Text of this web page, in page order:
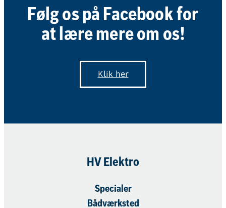
HV Elektro A/S
Gartnerivej 17
7500 Holstebro
Følg os på Facebook for
at lære mere om os!
Klik her
HV Elektro
Specialer
Bådværksted